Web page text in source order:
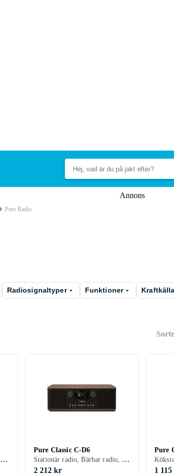
Annons
Pure Radio
Radiosignaltyper Funktioner Kraftkälla
Internet radio, Stationär radio, FM, DAB, DAB+, Nätström, Analog 3,5mm-ingång (Aux)
Pure Classic C-D6
Stationär radio, Bärbar radio, FM, DAB, DAB+, Klockradio med alarm, USB, Analog 3,5mm-ingång (Aux)
2 212 kr
Pure
1